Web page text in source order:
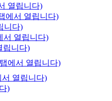
열립니다)
에서 열립니다)
니다)
서 열립니다)
립니다)
에서 열립니다)
서 열립니다)
)